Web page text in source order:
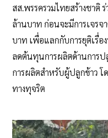
สส.พรรครวมไทยสร้างชาติ
ล้านบาท ก่อนจะมีการเจรจ
บาท เพื่อแลกกับการยุติเรื่อ
ลดต้นทุนการผลิตด้านการป
การผลิตสำหรับผู้ปลูกข้าว
ทางทุจริต